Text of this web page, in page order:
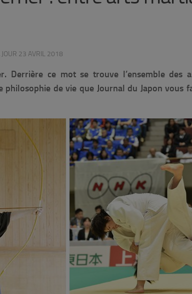
23 AVRIL 2018
Derrière ce mot se trouve l’ensemble des
de vie que Journal du Japon vous